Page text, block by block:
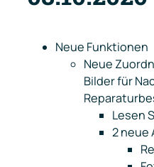
Neue Funktionen
Neue
Bilder für
Lesen
2 neue